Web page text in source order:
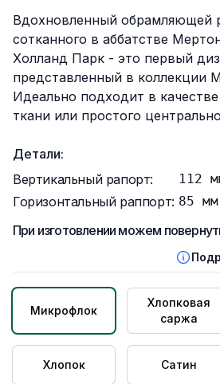
Описание
Вдохновленный обрамляющей
сотканного в аббатстве
Холланд Парк - это первый
представленный в коллекции
Идеально подходит в
ткани или простого
Детали:
Вертикальный рапорт:
112
Горизонтальный раппорт: 85 мм
При изготовлении можем
Микрофлок
Хлопковая
саржа
Хлопок Сатин